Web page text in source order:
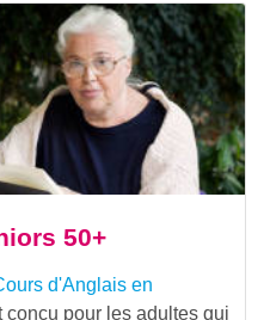
50+
d'Anglais en
conçu pour les adultes qui